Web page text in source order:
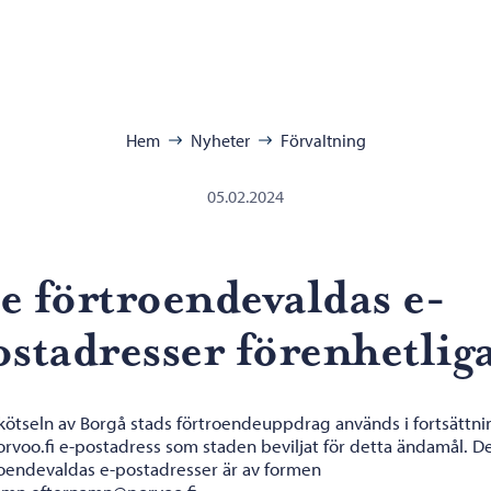
Hem Nyheter Förvaltning
05.02.2024
förtroendevaldas e-
av Borgå stads förtroendeuppdrag används i
e-postadress som staden beviljat för detta ändamål.
e-postadresser är av formen